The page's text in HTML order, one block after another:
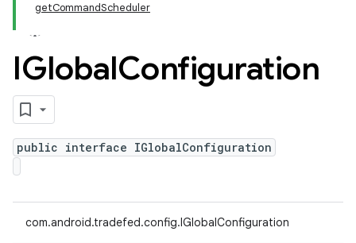
getCommandScheduler
IGlobalConfiguration
public interface IGlobalConfiguration
com.android.tradefed.config.IGlobalConfiguration